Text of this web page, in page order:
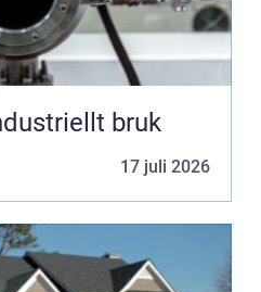
bruk
17 juli 2026